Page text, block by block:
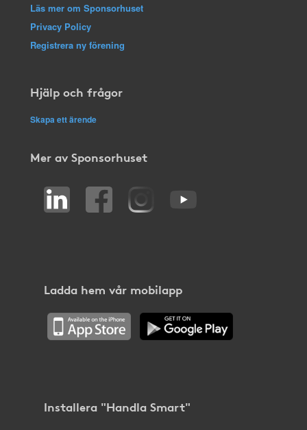
Läs mer om Sponsorhuset
Privacy Policy
Registrera ny förening
Hjälp och frågor
Skapa ett ärende
Mer av Sponsorhuset
Ladda hem vår mobilapp
Installera "Handla Smart"